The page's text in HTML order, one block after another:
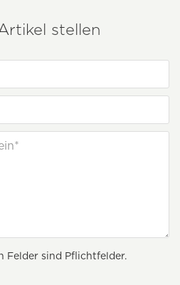
stellen
Felder sind Pflichtfelder.